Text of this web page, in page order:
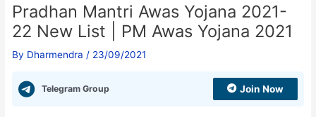
Pradhan Mantri Awas Yojana 2021-
22 New List | PM Awas Yojana 2021
By Dharmendra / 23/09/2021
Telegram Group Join Now